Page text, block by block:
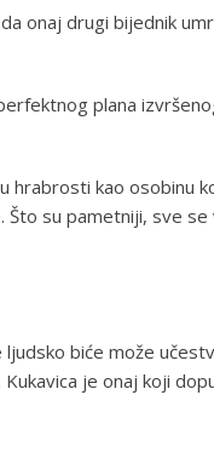
onaj drugi bijednik
plana
hrabrosti kao osobinu
Što su pametniji, sve se
biće može
je onaj koji